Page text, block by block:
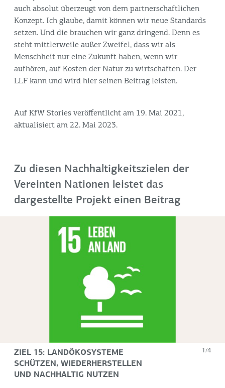
auch absolut überzeugt von dem partnerschaftlichen
Konzept. Ich glaube, damit können wir neue Standards
setzen. Und die brauchen wir ganz dringend. Denn es
steht mittlerweile außer Zweifel, dass wir als
Menschheit nur eine Zukunft haben, wenn wir
aufhören, auf Kosten der Natur zu wirtschaften. Der
LLF kann und wird hier seinen Beitrag leisten.
Auf KfW Stories veröffentlicht am 19. Mai 2021,
aktualisiert am 22. Mai 2023.
Zu diesen Nachhaltigkeitszielen der
Vereinten Nationen leistet das
dargestellte Projekt einen Beitrag
ZIEL 15: LANDÖKOSYSTEME
SCHÜTZEN, WIEDERHERSTELLEN
UND NACHHALTIG NUTZEN
1/4